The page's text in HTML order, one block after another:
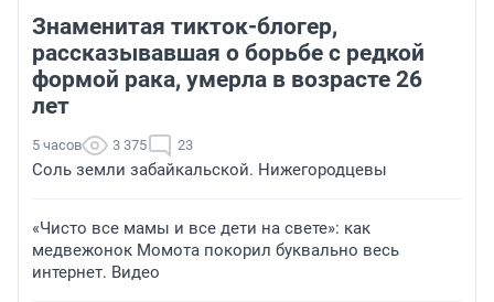
Знаменитая тикток-блогер,
рассказывавшая о борьбе с редкой
формой рака, умерла в возрасте 26
лет
5 часов 3 375 23
Соль земли забайкальской. Нижегородцевы
«Чисто все мамы и все дети на свете»: как
медвежонок Момота покорил буквально весь
интернет. Видео